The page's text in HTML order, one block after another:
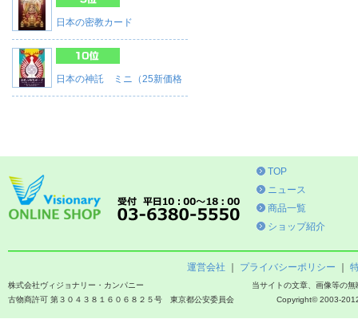
日本の密教カード
日本の神託 ミニ（25新価格
TOP
ニュース
商品一覧
ショップ紹介
運営会社 プライバシーポリシー
当サイトの文章、画像等の
Copyright© 2003-
株式会社ヴィジョナリー・カンパニー
古物商許可 第３０４３８１６０６８２５号 東京都公安委員会